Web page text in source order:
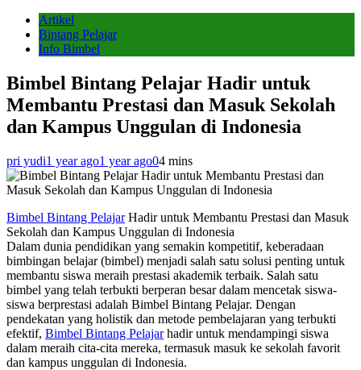
Artikel
Bintang Pelajar
Info Bimbel
Bimbel Bintang Pelajar Hadir untuk
Membantu Prestasi dan Masuk Sekolah
dan Kampus Unggulan di Indonesia
pri yudi1 year ago1 year ago04 mins
Bimbel Bintang PelajarHadir untuk Membantu Prestasi dan Masuk
Sekolah dan Kampus Unggulan di Indonesia
Dalam dunia pendidikan yang semakin kompetitif, keberadaan
bimbingan belajar (bimbel) menjadi salah satu solusi penting untuk
membantu siswa meraih prestasi akademik terbaik. Salah satu
bimbel yang telah terbukti berperan besar dalam mencetak siswa-
siswa berprestasi adalah Bimbel Bintang Pelajar. Dengan
pendekatan yang holistik dan metode pembelajaran yang terbukti
efektif, Bimbel Bintang Pelajarhadir untuk mendampingi siswa
dalam meraih cita-cita mereka, termasuk masuk ke sekolah favorit
dan kampus unggulan di Indonesia.